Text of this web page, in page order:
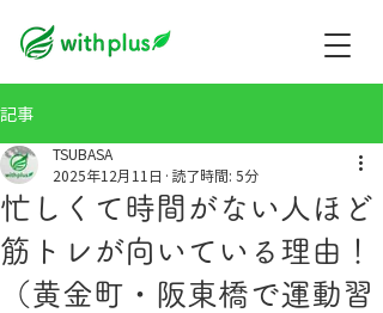
記事
忙しくて時間がない人ほど
筋トレが向いている理由！
（黄金町・阪東橋で運動習
TSUBASA
2025年12月11日 読了時間: 5分